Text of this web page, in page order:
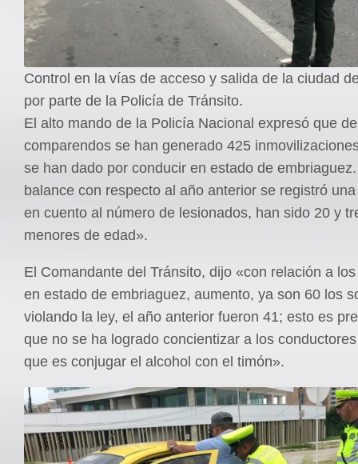
Control en la vías de acceso y salida de la ciudad
por parte de la Policía de Tránsito.
El alto mando de la Policía Nacional expresó que
comparendos se han generado 425
se han dado por conducir en estado de
balance con respecto al año anterior se registró
en cuento al número de lesionados, han sido 20 y
menores de edad».
El Comandante del Tránsito, dijo «con relación a
en estado de embriaguez, aumento, ya son 60 los
violando la ley, el año anterior fueron 41; esto es
que no se ha logrado concientizar a los
que es conjugar el alcohol con el timón».